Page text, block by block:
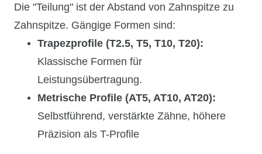
Die "Teilung" ist der Abstand von Zahnspitze zu
Zahnspitze. Gängige Formen sind:
Trapezprofile (T2.5, T5, T10, T20):
Klassische Formen für
Leistungsübertragung.
Metrische Profile (AT5, AT10, AT20):
Selbstführend, verstärkte Zähne, höhere
Präzision als T-Profile